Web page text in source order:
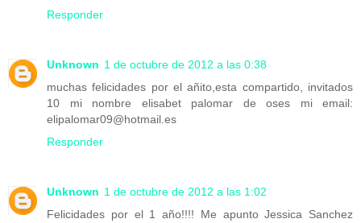
Responder
Unknown 1 de octubre de 2012 a las 0:38
muchas felicidades por el añito,esta compartido, invitados
10 mi nombre elisabet palomar de oses mi email:
elipalomar09@hotmail.es
Responder
Unknown 1 de octubre de 2012 a las 1:02
Felicidades por el 1 año!!!! Me apunto Jessica Sanchez